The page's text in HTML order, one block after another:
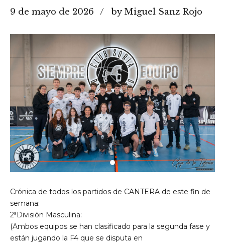
9 de mayo de 2026 by Miguel Sanz Rojo
Crónica de todos los partidos de CANTERA de este fin de
semana:
2ªDivisión Masculina:
(Ambos equipos se han clasificado para la segunda fase y
están jugando la F4 que se disputa en